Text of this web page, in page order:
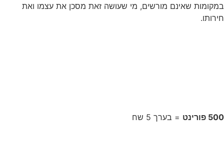
במקומות שאינם מורשים, מי שעושה זאת מסכן את עצמו ואת
חירותו.
500 פורינט = בערך 5 שח